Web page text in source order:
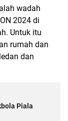
wadah
2024 di
Untuk itu
rumah dan
dan
Piala